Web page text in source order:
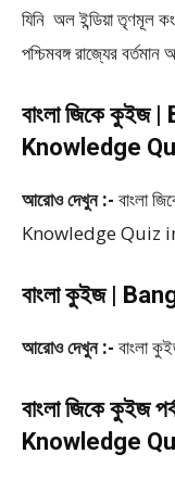
যিনি অল ইন্ডিয়া তৃণমূল
পশ্চিমবঙ্গ রাজ্যের বর্তমান
বাংলা জিকে
Knowledge
আরোও দেখুন :- বাংলা
Knowledge Quiz
বাংলা কুইজ |
আরোও দেখুন :- বাংলা
বাংলা জিকে কুইজ
Knowledge